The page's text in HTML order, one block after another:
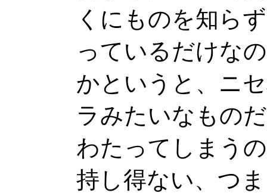
くにものを知ら
っているだけな
かというと、ニ
ラみたいなもの
わたってしまう
持し得ない、つ